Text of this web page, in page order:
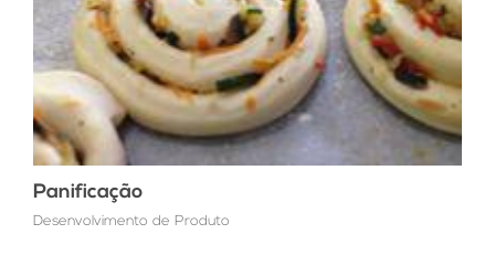
Panificação
Desenvolvimento de Produto